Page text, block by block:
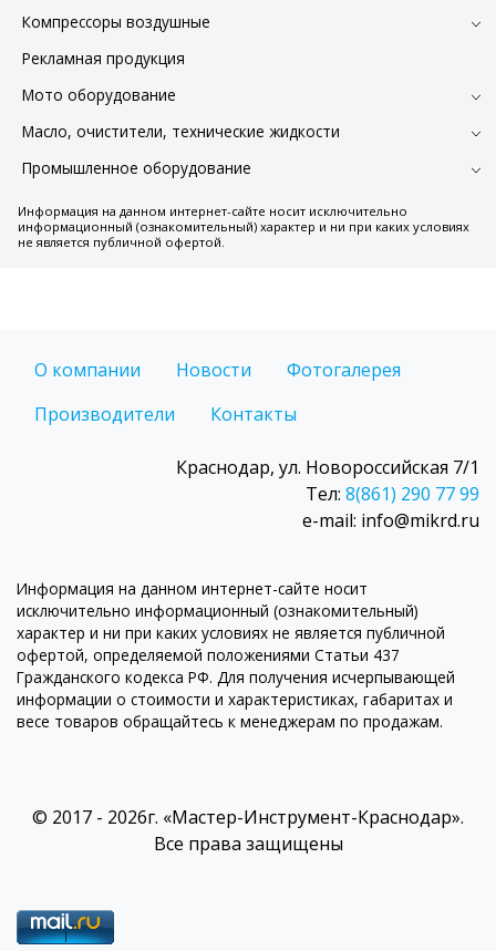
Компрессоры воздушные
Рекламная продукция
Мото оборудование
Масло, очистители, технические жидкости
Промышленное оборудование
Информация на данном интернет-сайте носит исключительно
информационный (ознакомительный) характер и ни при каких условиях
не является публичной офертой.
О компании Новости
Фотогалерея
Производители
Контакты
Краснодар, ул. Новороссийская 7/1
Тел: 8(861) 290 77 99
e-mail: info@mikrd.ru
Информация на данном интернет-сайте носит
исключительно информационный (ознакомительный)
характер и ни при каких условиях не является публичной
офертой, определяемой положениями Статьи 437
Гражданского кодекса РФ. Для получения исчерпывающей
информации о стоимости и характеристиках, габаритах и
весе товаров обращайтесь к менеджерам по продажам.
© 2017 - 2026г. «Мастер-Инструмент-Краснодар».
Все права защищены